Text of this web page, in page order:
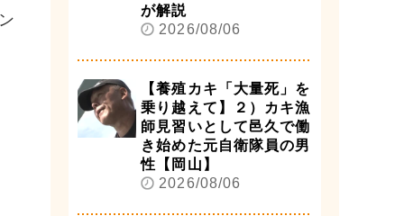
が解説
2026/08/06
【養殖カキ「大量死」を
乗り越えて】２）カキ漁
師見習いとして邑久で働
き始めた元自衛隊員の男
性【岡山】
2026/08/06